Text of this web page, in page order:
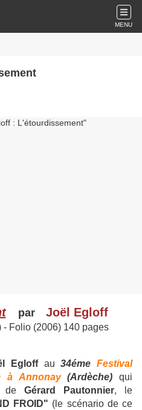
MENU
par Joël Egloff
- Folio (2006) 140 pages
Egloffau34émeFestival
à Annonay(Ardèche) qui
de Gérard Pautonnier, le
FROID" (le scénario de ce